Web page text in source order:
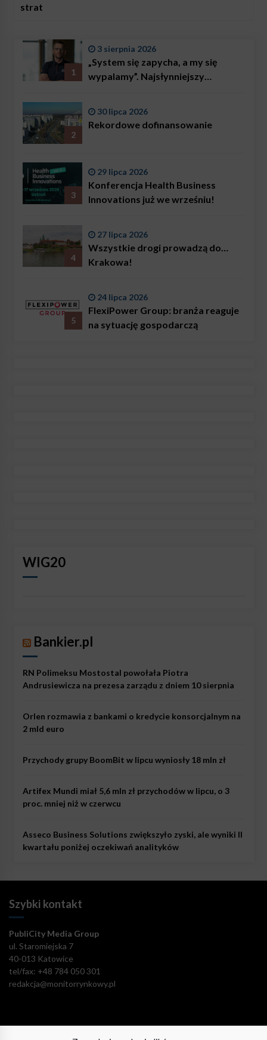
strat
1
3 sierpnia 2026
„System się zapycha, a my się
wypalamy”. Najsłynniejszy
problemem są nie tylko choroby
2
30 lipca 2026
Rekordowe dofinansowanie
3
29 lipca 2026
Konferencja Health Business
Innovations już we wrześniu!
4
27 lipca 2026
Wszystkie drogi prowadzą do…
Krakowa!
5
24 lipca 2026
FlexiPower Group: branża reaguje
na sytuację gospodarczą
WIG20
Bankier.pl
RN Polimeksu Mostostal powołała Piotra
Andrusiewicza na prezesa zarządu z dniem 10 sierpnia
Orlen rozmawia z bankami o kredycie konsorcjalnym na
2 mld euro
Przychody grupy BoomBit w lipcu wyniosły 18 mln zł
Artifex Mundi miał 5,6 mln zł przychodów w lipcu, o 3
proc. mniej niż w czerwcu
Asseco Business Solutions zwiększyło zyski, ale wyniki II
kwartału poniżej oczekiwań analityków
Szybki kontakt
PubliCity Media Group
ul. Staromiejska 7
40-013 Katowice
tel/fax: +48 784 050 301
redakcja@monitorrynkowy.pl